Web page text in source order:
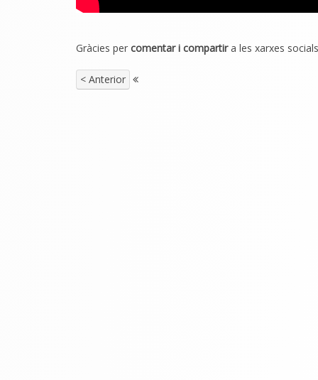
Gràcies per comentar i compartira les xarxes
< Anterior